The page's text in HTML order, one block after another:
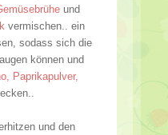
und
vermischen.. ein
sodass sich die
können und
Paprikapulver,
und den